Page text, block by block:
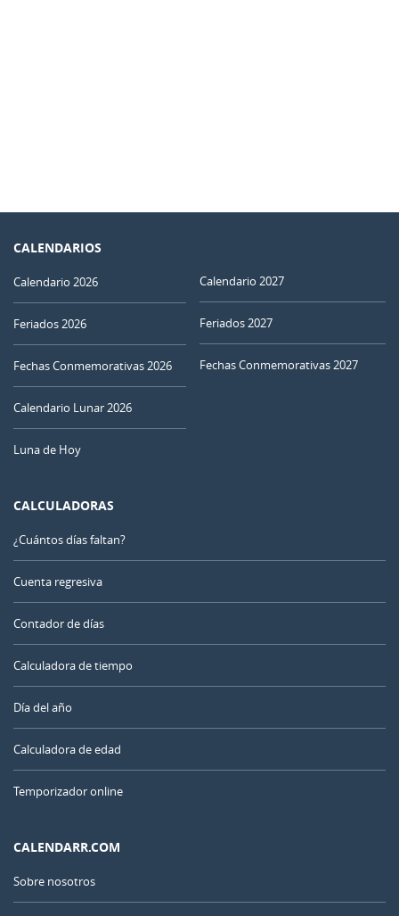
CALENDARIOS
Calendario 2026
Feriados 2026
Fechas Conmemorativas 2026
Calendario Lunar 2026
Luna de Hoy
Calendario 2027
Feriados 2027
Fechas Conmemorativas 2027
CALCULADORAS
¿Cuántos días faltan?
Cuenta regresiva
Contador de días
Calculadora de tiempo
Día del año
Calculadora de edad
Temporizador online
CALENDARR.COM
Sobre nosotros